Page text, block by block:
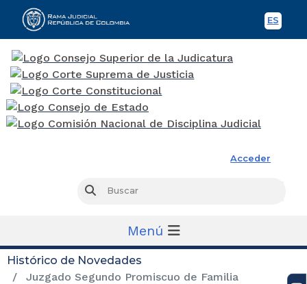
ES
Acceder
Buscar
Menú
Histórico de Novedades
Juzgado Segundo Promiscuo de Familia